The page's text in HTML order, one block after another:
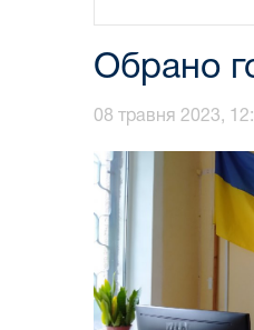
Обрано
08 травня 2023,